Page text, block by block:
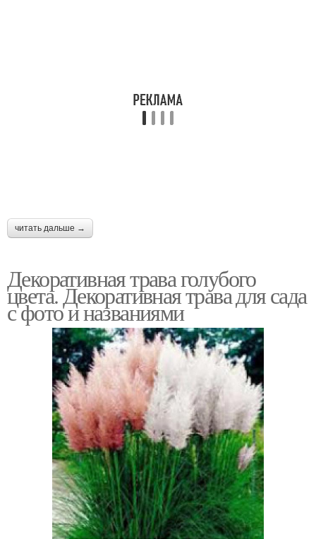
читать дальше →
Декоративная трава голубого
цвета. Декоративная трава для сада
с фото и названиями